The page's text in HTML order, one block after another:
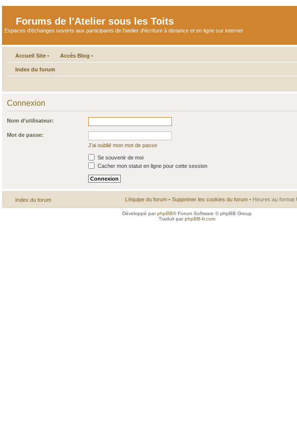
Forums de l'Atelier sous les Toits
Espaces d'échanges ouverts aux participants de l'atelier d'écriture à distance et en ligne sur internet
Accueil Site • Accès Blog •
Index du forum
Connexion
Nom d’utilisateur:
Mot de passe:
J’ai oublié mon mot de passe
Se souvenir de moi
Cacher mon statut en ligne pour cette session
Index du forum L’équipe du forum • Supprimer les cookies du forum • Heures au format
Développé parphpBB® Forum Software © phpBB Group
Traduit parphpBB-fr.com